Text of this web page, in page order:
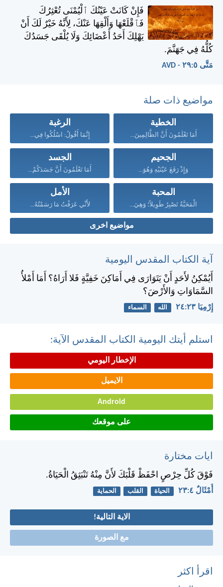
فَإِنْ كَانَتْ عَيْنُكَ ٱلْيُمْنَى تُعْثِرُكَ
فَٱقْلَعْهَا وَأَلْقِهَا عَنْكَ، لِأَنَّهُ خَيْرٌ لَكَ أَنْ
يَهْلِكَ أَحَدُ أَعْضَائِكَ وَلَا يُلْقَى جَسَدُكَ
كُلُّهُ فِي جَهَنَّمَ.
مَتَّى ٥:‏٢٩ - AVD
مواضيع ذات صلة
الخطية
أَمَا تَعْلَمُونَ أَنَّ الظَّالِمِينَ...
الرغبة
إِنَّمَا أَقُولُ: اسْلُكُوا فِي...
الجحيم
وَإِذْ رَفَعَ عَيْنَيْهِ وَهُوَ...
الجسد
أَمَا تَعْلَمُونَ أَنَّ جَسَدَكُمْ...
المحبة
الْمَحَبَّةُ تَصْبِرُ طَوِيلاً؛ وَهِيَ...
الأمل
لأَنِّي عَرَفْتُ مَا رَسَمْتُهُ...
مواضيع اخرى
آية الكتاب المقدس اليومية
أَيُمْكِنُ لأَحَدٍ أَنْ يَتَوَارَى فِي أَمَاكِنَ خَفِيَّةٍ فَلا أَرَاهُ؟ أَمَا أَمْلأُ
السَّمَاوَاتِ وَالأَرْضَ؟
إِرْمِيَا ٢٣:‏٢٤ الله السماء
استلم أيتك اليومية الكتاب المقدس الآية:
الإخطار اليومي
الايميل
Android
على موقعك
ايات مختارة
فَوْقَ كُلِّ حِرْصٍ احْفَظْ قَلْبَكَ لأَنَّ مِنْهُ تَنْبَثِقُ الْحَيَاةُ.
أَمْثَالٌ ٤:‏٢٣ الحياة القلب الحماية
الاية التالية!
مع الصورة
اقرأ اكثر